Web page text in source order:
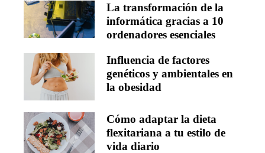
La transformación de la
informática gracias a 10
ordenadores esenciales
Influencia de factores
genéticos y ambientales en
la obesidad
Cómo adaptar la dieta
flexitariana a tu estilo de
vida diario